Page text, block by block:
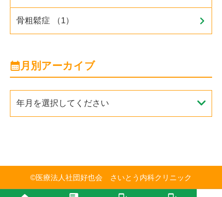
骨粗鬆症 （1）
月別アーカイブ
年月を選択してください
©医療法人社団好也会 さいとう内科クリニック